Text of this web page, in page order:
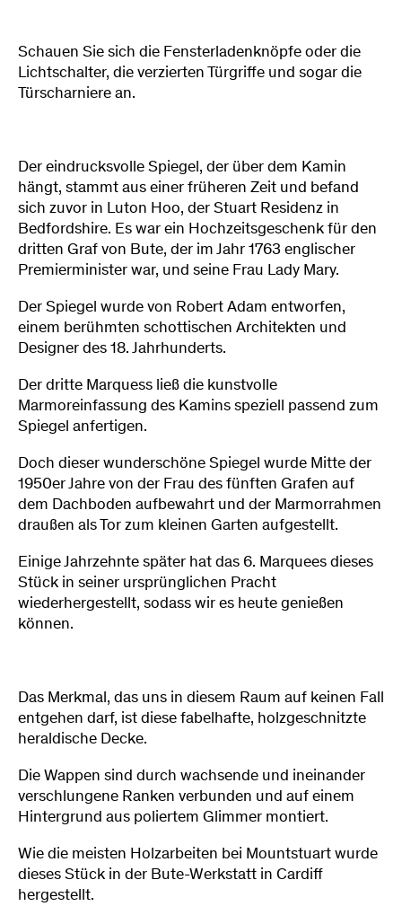
Schauen Sie sich die Fensterladenknöpfe oder die
Lichtschalter, die verzierten Türgriffe und sogar die
Türscharniere an.
Der eindrucksvolle Spiegel, der über dem Kamin
hängt, stammt aus einer früheren Zeit und befand
sich zuvor in Luton Hoo, der Stuart Residenz in
Bedfordshire. Es war ein Hochzeitsgeschenk für den
dritten Graf von Bute, der im Jahr 1763 englischer
Premierminister war, und seine Frau Lady Mary.
Der Spiegel wurde von Robert Adam entworfen,
einem berühmten schottischen Architekten und
Designer des 18. Jahrhunderts.
Der dritte Marquess ließ die kunstvolle
Marmoreinfassung des Kamins speziell passend zum
Spiegel anfertigen.
Doch dieser wunderschöne Spiegel wurde Mitte der
1950er Jahre von der Frau des fünften Grafen auf
dem Dachboden aufbewahrt und der Marmorrahmen
draußen als Tor zum kleinen Garten aufgestellt.
Einige Jahrzehnte später hat das 6. Marquees dieses
Stück in seiner ursprünglichen Pracht
wiederhergestellt, sodass wir es heute genießen
können.
Das Merkmal, das uns in diesem Raum auf keinen Fall
entgehen darf, ist diese fabelhafte, holzgeschnitzte
heraldische Decke.
Die Wappen sind durch wachsende und ineinander
verschlungene Ranken verbunden und auf einem
Hintergrund aus poliertem Glimmer montiert.
Wie die meisten Holzarbeiten bei Mountstuart wurde
dieses Stück in der Bute-Werkstatt in Cardiff
hergestellt.